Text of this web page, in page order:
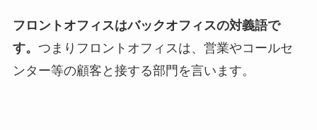
フロントオフィスはバックオフィスの対義語で
す。 つまりフロントオフィスは、営業やコールセ
ンター等の顧客と接する部門を言います。